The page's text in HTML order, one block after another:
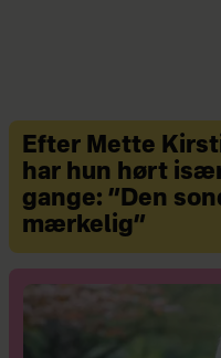
Efter Mette
har hun hørt
gange: ”Den
mærkelig”